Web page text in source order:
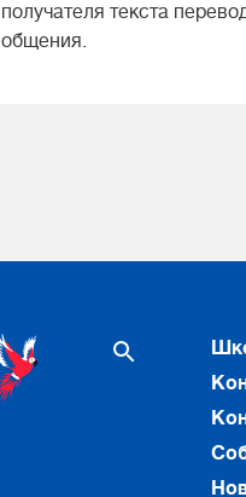
получателя текста
общения.